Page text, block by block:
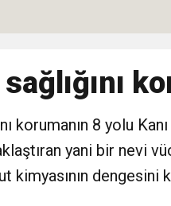
10:02 Gelecek Partisi İzmir
9:33 CHP’li 3 Genç
8:35 Anneler Günü’nde
korumanın 8 yolu
yani bir nevi
kimyasının dengesini